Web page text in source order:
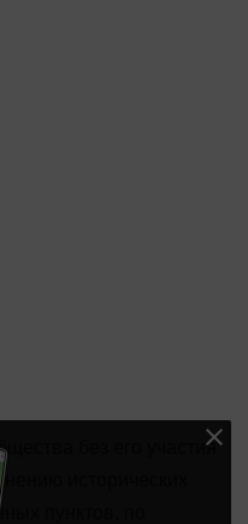
без его участия
исторических
пунктов, по